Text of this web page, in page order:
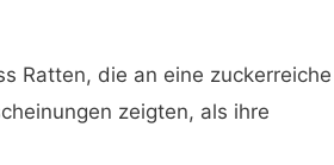
Ratten, die an eine zuckerreiche
zeigten, als ihre